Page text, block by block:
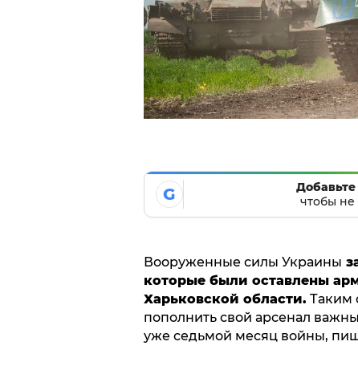
G
Добавьте
чтобы не
Вооруженные силы Украины
которые были оставлены
Харьковской области. Таким
пополнить свой арсенал
уже седьмой месяц войны,